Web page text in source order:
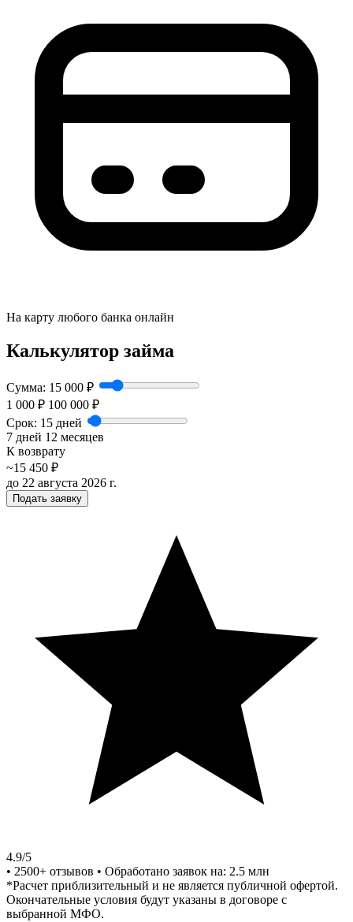
На карту любого банка онлайн
Калькулятор займа
Сумма: 15 000 ₽
1 000 ₽ 100 000 ₽
Срок: 15 дней
7 дней 12 месяцев
К возврату
~15 450 ₽
до 22 августа 2026 г.
Подать заявку
4.9/5
• 2500+ отзывов • Обработано заявок на: 2.5 млн
*Расчет приблизительный и не является публичной офертой.
Окончательные условия будут указаны в договоре с
выбранной МФО.